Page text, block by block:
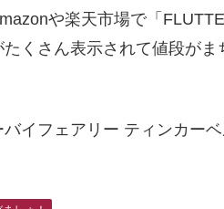
や楽天市場で「
くさん表示されて値段が
バイフェアリー ティンカー